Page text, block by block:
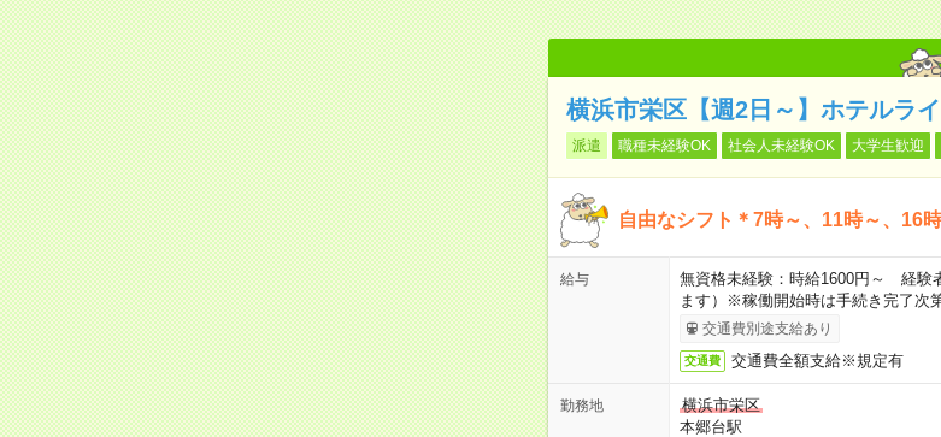
横浜市栄区【週2日～】ホテルラ
派遣 職種未経験OK 社会人未経験OK 大学生歓迎
自由なシフト＊7時～、11時～、16
給与
無資格未経験：時給1600円～ 経験
ます）※稼働開始時は手続き完了次
交通費別途支給あり
交通費 交通費全額支給※規定有
勤務地
横浜市栄区
本郷台駅